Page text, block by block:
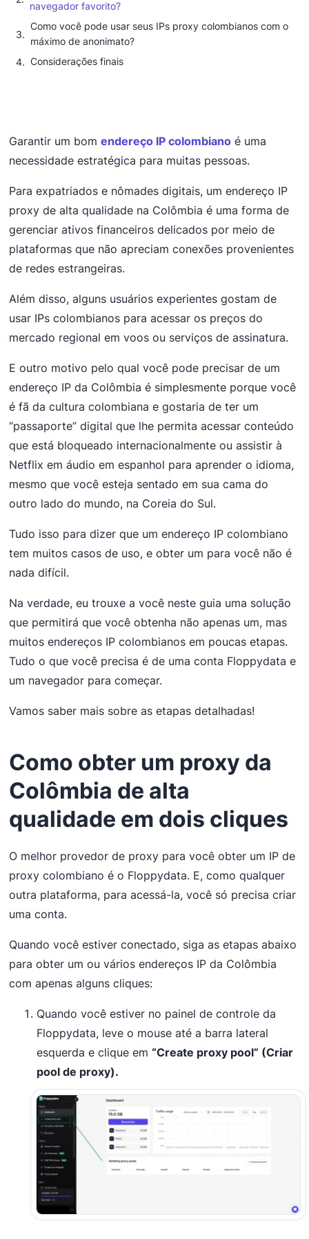
Garantir um bomendereço IP colombiano é uma
necessidade estratégica para muitas pessoas.
Para expatriados e nômades digitais, um endereço IP
proxy de alta qualidade na Colômbia é uma forma de
gerenciar ativos financeiros delicados por meio de
plataformas que não apreciam conexões provenientes
de redes estrangeiras.
Além disso, alguns usuários experientes gostam de
usar IPs colombianos para acessar os preços do
mercado regional em voos ou serviços de assinatura.
E outro motivo pelo qual você pode precisar de um
endereço IP da Colômbia é simplesmente porque você
é fã da cultura colombiana e gostaria de ter um
“passaporte” digital que lhe permita acessar conteúdo
que está bloqueado internacionalmente ou assistir à
Netflix em áudio em espanhol para aprender o idioma,
mesmo que você esteja sentado em sua cama do
outro lado do mundo, na Coreia do Sul.
Tudo isso para dizer que um endereço IP colombiano
tem muitos casos de uso, e obter um para você não é
nada difícil.
Na verdade, eu trouxe a você neste guia uma solução
que permitirá que você obtenha não apenas um, mas
muitos endereços IP colombianos em poucas etapas.
Tudo o que você precisa é de uma conta Floppydata e
um navegador para começar.
Vamos saber mais sobre as etapas detalhadas!
Como obter um proxy da
Colômbia de alta
qualidade em dois cliques
O melhor provedor de proxy para você obter um IP de
proxy colombiano é o Floppydata. E, como qualquer
outra plataforma, para acessá-la, você só precisa criar
uma conta.
Quando você estiver conectado, siga as etapas abaixo
para obter um ou vários endereços IP da Colômbia
com apenas alguns cliques:
Quando você estiver no painel de controle da
Floppydata, leve o mouse até a barra lateral
esquerda e clique em“Create proxy pool” (Criar
pool de proxy).
navegador favorito?
Como você pode usar seus IPs proxy colombianos com o
máximo de anonimato?
Considerações finais